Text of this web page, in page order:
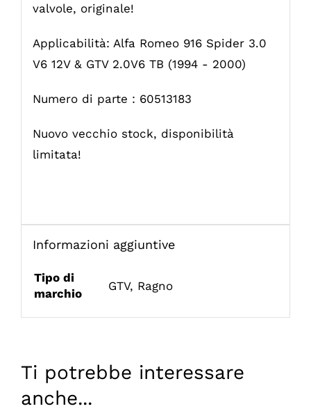
valvole, originale!
Applicabilità: Alfa Romeo 916 Spider 3.0
V6 12V & GTV 2.0V6 TB (1994 - 2000)
Numero di parte : 60513183
Nuovo vecchio stock, disponibilità
limitata!
Informazioni aggiuntive
Tipo di
marchio
GTV, Ragno
Ti potrebbe interessare
anche...